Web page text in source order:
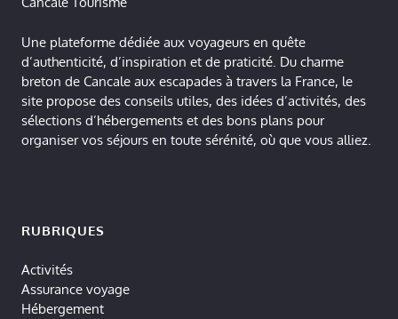
Une plateforme dédiée aux voyageurs en quête
d’authenticité, d’inspiration et de praticité. Du charme
breton de Cancale aux escapades à travers la France, le
site propose des conseils utiles, des idées d’activités, des
sélections d’hébergements et des bons plans pour
organiser vos séjours en toute sérénité, où que vous alliez.
RUBRIQUES
Activités
Assurance voyage
Hébergement